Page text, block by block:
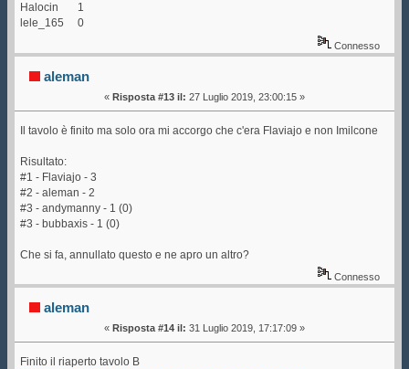
Halocin 1
lele_165 0
Connesso
aleman
« Risposta #13 il: 27 Luglio 2019, 23:00:15 »
Il tavolo è finito ma solo ora mi accorgo che c'era Flaviajo e non Imilcone
Risultato:
#1 - Flaviajo - 3
#2 - aleman - 2
#3 - andymanny - 1 (0)
#3 - bubbaxis - 1 (0)
Che si fa, annullato questo e ne apro un altro?
Connesso
aleman
« Risposta #14 il: 31 Luglio 2019, 17:17:09 »
Finito il riaperto tavolo B